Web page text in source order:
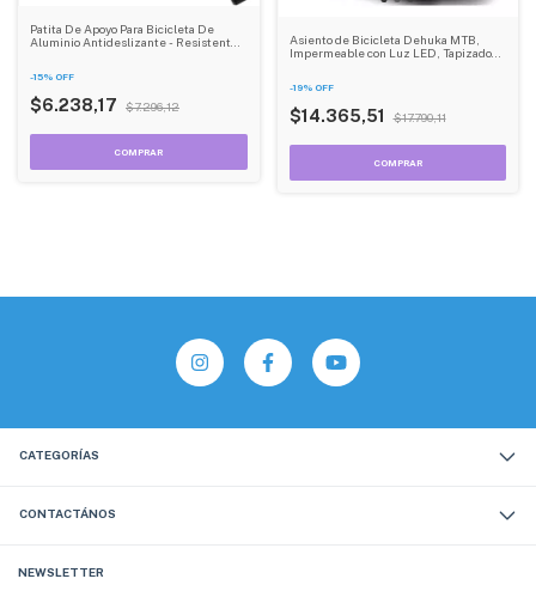
Patita De Apoyo Para Bicicleta De
Aluminio Antideslizante - Resistente
-15% OFF
$6.238,17 $7.296,12
Asiento de Bicicleta Dehuka MTB,
Impermeable con Luz LED, Tapizado
-19% OFF
$14.365,51 $17.790,11
CATEGORÍAS
CONTACTÁNOS
NEWSLETTER